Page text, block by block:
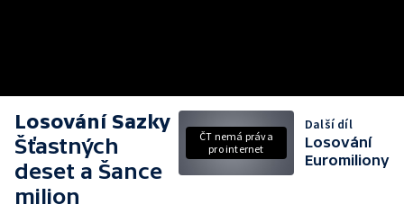
Losování Sazky
Šťastných
deset a Šance
milion
ČT nemá práva
pro internet
Další díl
Losování
Euromiliony